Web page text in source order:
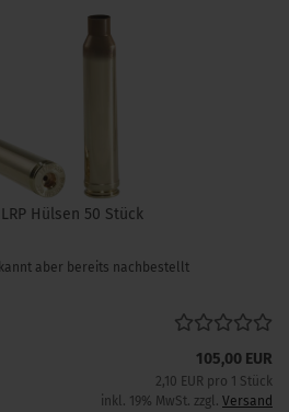
Hülsen 50 Stück
aber bereits nachbestellt
105,00 EUR
2,10 EUR pro 1 Stück
inkl. 19% MwSt. zzgl. Versand